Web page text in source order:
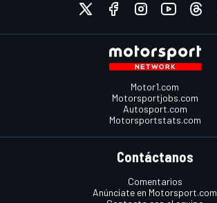
Motor1.com
Motorsportjobs.com
Autosport.com
Motorsportstats.com
Contáctanos
Comentarios
Anúnciate en Motorsport.com